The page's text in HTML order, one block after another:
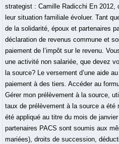
strategist : Camille Radicchi En 2012,
leur situation familiale évoluer. Tant
de la solidarité, époux et partenaires
déclaration de revenus commune et
paiement de l’impôt sur le revenu.
une activité non salariée, que devez
la source? Le versement d’une aide
paiement à des tiers. Accéder au
Gérer mon prélèvement à la source,
taux de prélèvement à la source a
été appliqué au titre du mois de
partenaires PACS sont soumis aux
mariées), droits de succession,